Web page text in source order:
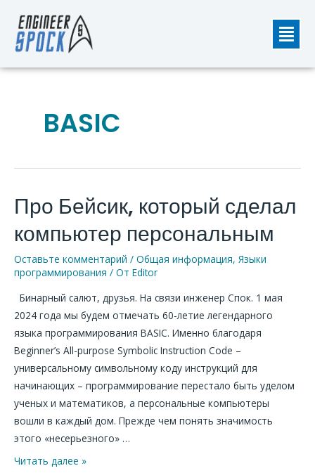
содержимому
BASIC
Про Бейсик, который сделал
компьютер персональным
Оставьте комментарий / Общая информация, Языки
программирования / От Editor
Бинарный салют, друзья. На связи инженер Спок. 1 мая
2024 года мы будем отмечать 60-летие легендарного
языка программирования BASIC. Именно благодаря
Beginner’s All-purpose Symbolic Instruction Code –
универсальному символьному коду инструкций для
начинающих – программирование перестало быть уделом
ученых и математиков, а персональные компьютеры
вошли в каждый дом. Прежде чем понять значимость
этого «несерьезного» …
Про
Бейсик,
который
сделал
компьютер
Читать далее »